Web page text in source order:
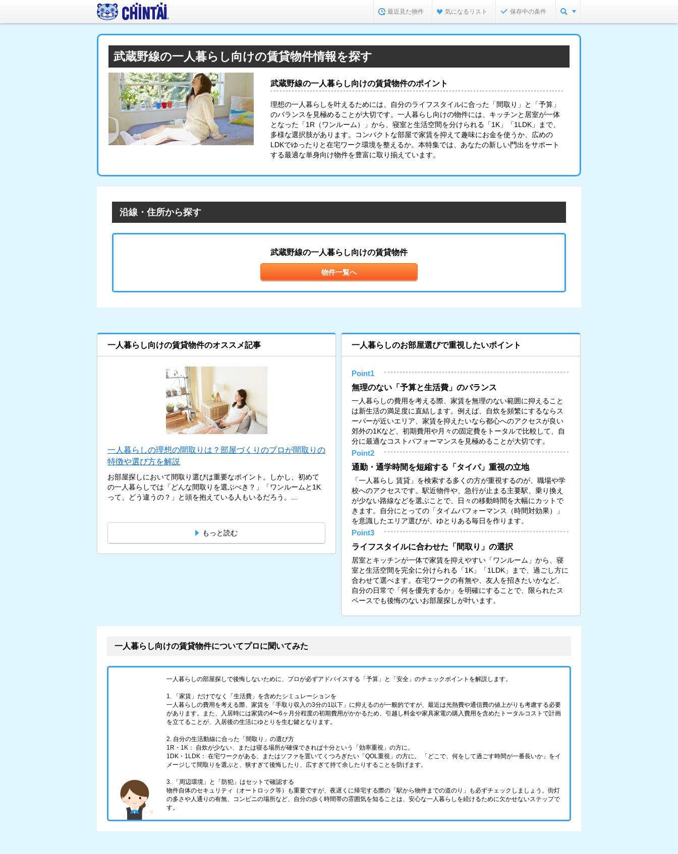
最近見た物件 気になるリスト 保存中の条件
武蔵野線の一人暮らし向けの賃貸物件情報を探す
武蔵野線の一人暮らし向けの賃貸物件のポイント
理想の一人暮らしを叶えるためには、自分のライフスタイルに合った「間取り」と「予算」
のバランスを見極めることが大切です。一人暮らし向けの物件には、キッチンと居室が一体
となった「1R（ワンルーム）」から、寝室と生活空間を分けられる「1K」「1LDK」まで、
多様な選択肢があります。コンパクトな部屋で家賃を抑えて趣味にお金を使うか、広めの
LDKでゆったりと在宅ワーク環境を整えるか。本特集では、あなたの新しい門出をサポート
する最適な単身向け物件を豊富に取り揃えています。
沿線・住所から探す
武蔵野線の一人暮らし向けの賃貸物件
物件一覧へ
一人暮らし向けの賃貸物件のオススメ記事
一人暮らしの理想の間取りは？部屋づくりのプロが間取りの
特徴や選び方を解説
お部屋探しにおいて間取り選びは重要なポイント。しかし、初めて
の一人暮らしでは「どんな間取りを選ぶべき？」「ワンルームと1K
って、どう違うの？」と頭を抱えている人もいるだろう。...
もっと読む
一人暮らしのお部屋選びで重視したいポイント
Point1
無理のない「予算と生活費」のバランス
一人暮らしの費用を考える際、家賃を無理のない範囲に抑えること
は新生活の満足度に直結します。例えば、自炊を頻繁にするならス
ーパーが近いエリア、家賃を抑えたいなら都心へのアクセスが良い
郊外の1Kなど、初期費用や月々の固定費をトータルで比較して、自
分に最適なコストパフォーマンスを見極めることが大切です。
Point2
通勤・通学時間を短縮する「タイパ」重視の立地
「一人暮らし 賃貸」を検索する多くの方が重視するのが、職場や学
校へのアクセスです。駅近物件や、急行が止まる主要駅、乗り換え
が少ない路線などを選ぶことで、日々の移動時間を大幅にカットで
きます。自分にとっての「タイムパフォーマンス（時間対効果）」
を意識したエリア選びが、ゆとりある毎日を作ります。
Point3
ライフスタイルに合わせた「間取り」の選択
居室とキッチンが一体で家賃を抑えやすい「ワンルーム」から、寝
室と生活空間を完全に分けられる「1K」「1LDK」まで、過ごし方に
合わせて選べます。在宅ワークの有無や、友人を招きたいかなど、
自分の日常で「何を優先するか」を明確にすることで、限られたス
ペースでも後悔のないお部屋探しが叶います。
一人暮らし向けの賃貸物件についてプロに聞いてみた
一人暮らしの部屋探しで後悔しないために、プロが必ずアドバイスする「予算」と「安全」のチェックポイントを解説します。
1. 「家賃」だけでなく「生活費」を含めたシミュレーションを
一人暮らしの費用を考える際、家賃を「手取り収入の3分の1以下」に抑えるのが一般的ですが、最近は光熱費や通信費の値上がりも考慮する必要
があります。また、入居時には家賃の4〜6ヶ月分程度の初期費用がかかるため、引越し料金や家具家電の購入費用を含めたトータルコストで計画
を立てることが、入居後の生活にゆとりを生む鍵となります。
2. 自分の生活動線に合った「間取り」の選び方
1R・1K： 自炊が少ない、または寝る場所が確保できれば十分という「効率重視」の方に。
1DK・1LDK： 在宅ワークがある、またはソファを置いてくつろぎたい「QOL重視」の方に。 「どこで、何をして過ごす時間が一番長いか」をイ
メージして間取りを選ぶと、狭すぎて後悔したり、広すぎて持て余したりすることを防げます。
3. 「周辺環境」と「防犯」はセットで確認する
物件自体のセキュリティ（オートロック等）も重要ですが、夜遅くに帰宅する際の「駅から物件までの道のり」も必ずチェックしましょう。街灯
の多さや人通りの有無、コンビニの場所など、自分の歩く時間帯の雰囲気を知ることは、安心な一人暮らしを続けるために欠かせないステップで
す。